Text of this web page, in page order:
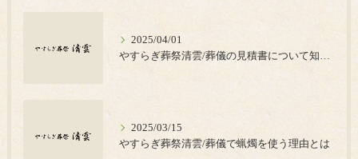
2025/04/01
2025/03/15
やすらぎ葬祭清雲/葬儀で蝋燭を使う理由とは